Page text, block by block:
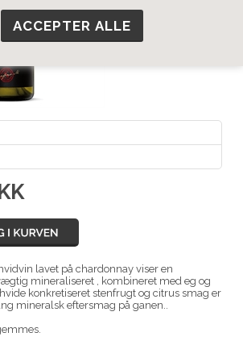
lavet på chardonnay viser en
mineraliseret , kombineret med eg og
konkretiseret stenfrugt og citrus smag er
mineralsk eftersmag på ganen..